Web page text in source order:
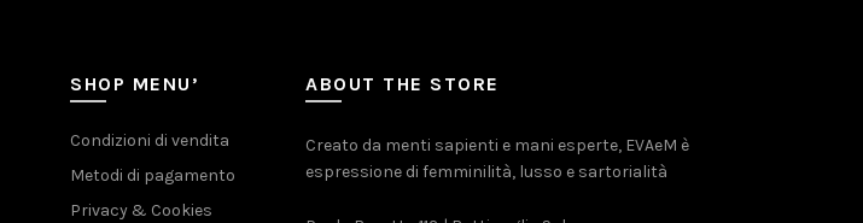
SHOP MENU’
Condizioni di vendita
Metodi di pagamento
Privacy & Cookies
ABOUT THE STORE
Creato da menti sapienti e mani esperte, EVAeM è
espressione di femminilità, lusso e sartorialità